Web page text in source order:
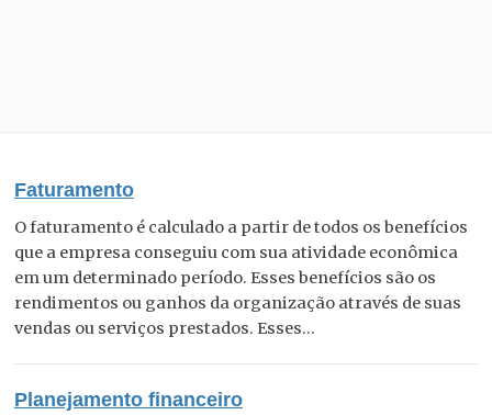
Faturamento
O faturamento é calculado a partir de todos os benefícios
que a empresa conseguiu com sua atividade econômica
em um determinado período. Esses benefícios são os
rendimentos ou ganhos da organização através de suas
vendas ou serviços prestados. Esses...
Planejamento financeiro